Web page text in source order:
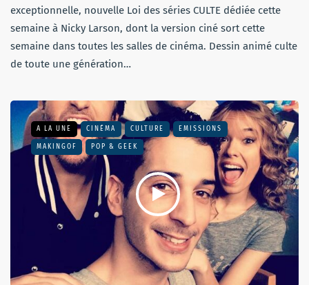
exceptionnelle, nouvelle Loi des séries CULTE dédiée cette
semaine à Nicky Larson, dont la version ciné sort cette
semaine dans toutes les salles de cinéma. Dessin animé culte
de toute une génération…
A LA UNE CINÉMA CULTURE EMISSIONS
MAKINGOF POP & GEEK